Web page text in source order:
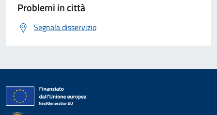
Problemi in città
Segnala disservizio